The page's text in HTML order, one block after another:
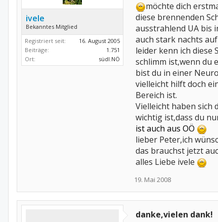
ivele
Bekanntes Mitglied
Registriert seit:
16. August 2005
Beiträge:
1.751
Ort:
südl.NÖ
möchte dich
diese brennenden
ausstrahlend UA bis
auch stark nachts
leider kenn ich diese
schlimm ist,wenn du
bist du in einer
vielleicht hilft doch
Bereich ist.
Vielleicht haben sich
wichtig ist,dass du
ist auch aus OÖ
lieber Peter,ich
das brauchst jetzt
alles Liebe ivele
19. Mai 2008
danke,vielen dank!